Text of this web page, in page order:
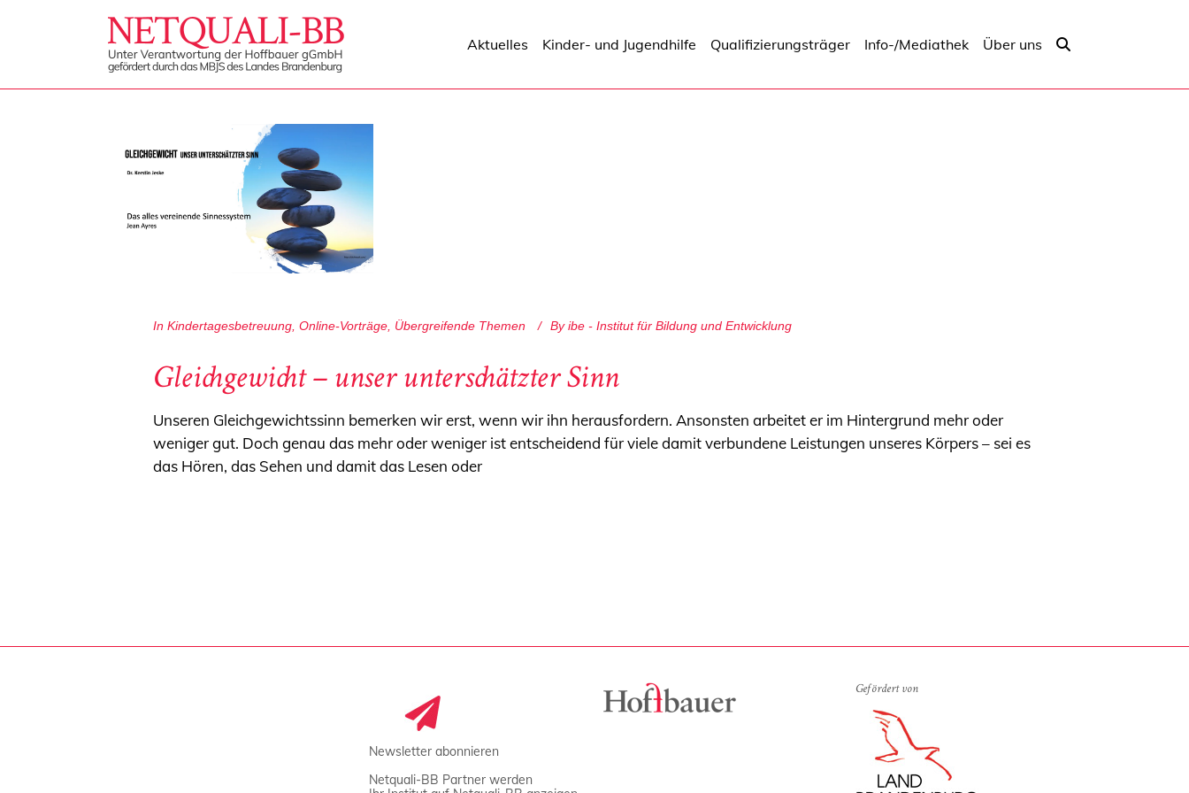
Aktuelles Kinder- und Jugendhilfe Qualifizierungsträger Info-/Mediathek Über uns
In Kindertagesbetreuung Online-Vorträge Übergreifende Themen By ibe - Institut für Bildung und Entwicklung
Gleichgewicht – unser unterschätzter Sinn
Unseren Gleichgewichtssinn bemerken wir erst, wenn wir ihn herausfordern. Ansonsten arbeitet er im Hintergrund mehr oder
weniger gut. Doch genau das mehr oder weniger ist entscheidend für viele damit verbundene Leistungen unseres Körpers – sei es
das Hören, das Sehen und damit das Lesen oder
Newsletter abonnieren
Netquali-BB Partner werden
Gefördert von